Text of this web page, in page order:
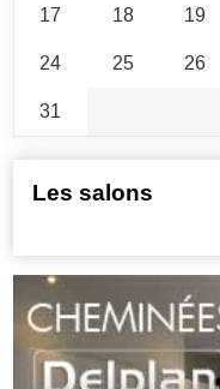
17
18 19
24
25 26
31
Les salons